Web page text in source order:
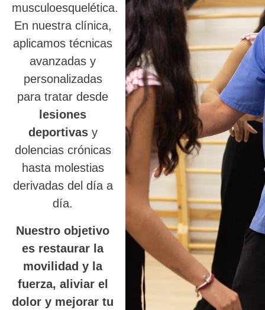
musculoesquelética.
En nuestra clínica,
aplicamos técnicas
avanzadas y
personalizadas
para tratar desde
lesiones
deportivasy
dolencias crónicas
hasta molestias
derivadas del día a
día.
Nuestro objetivo
es restaurar la
movilidad y la
fuerza, aliviar el
dolor y mejorar tu